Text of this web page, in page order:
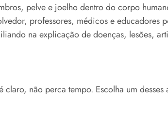
pelve e joelho dentro do corpo
professores, médicos e educadores
na explicação de doenças, lesões,
não perca tempo. Escolha um desses